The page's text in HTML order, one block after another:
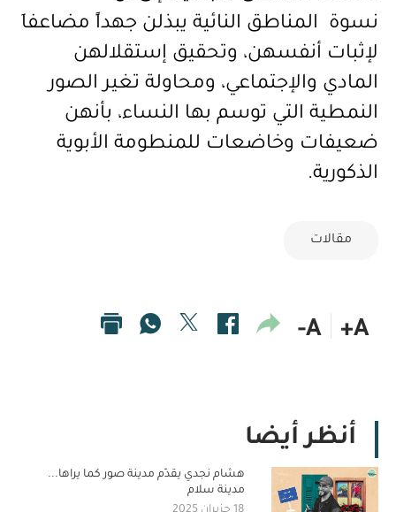
نسوة المناطق النائية يبذلن جهداً مضاعفاَ
لإثبات أنفسهن، وتحقيق إستقلالهن
المادي والإجتماعي، ومحاولة تغير الصور
النمطية التي توسم بها النساء، بأنهن
ضعيفات وخاضعات للمنطومة الأبوية
الذكورية.
مقالات
A+
A-
أنظر أيضا
هشام نجدي يقدّم مدينة صور كما يراها...
مدينة سلام